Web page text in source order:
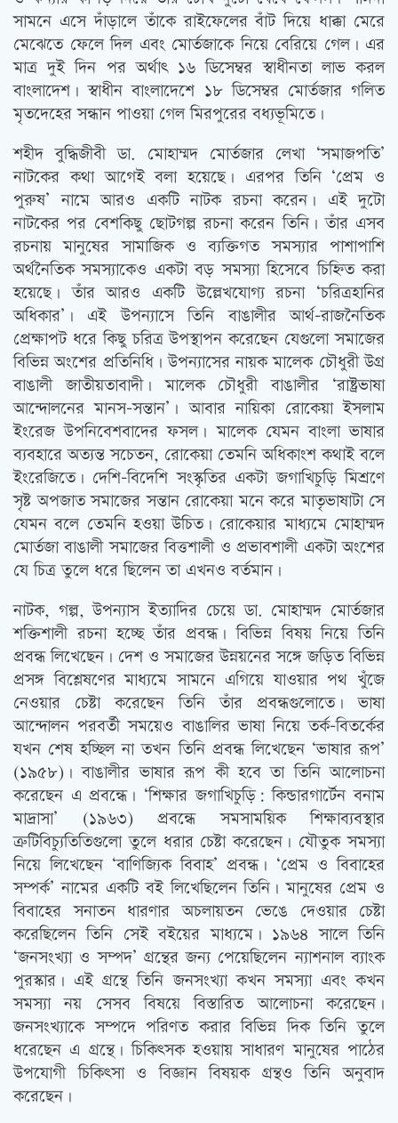
সামনে এসে দাঁড়ালে তাঁকে রাইফেলের বাঁট দিয়ে ধাক্কা মেরে
মেঝেতে ফেলে দিল এবং মোর্তজাকে নিয়ে বেরিয়ে গেল। এর
মাত্র দুই দিন পর অর্থাত্‍ ১৬ ডিসেম্বর স্বাধীনতা লাভ করল
বাংলাদেশ। স্বাধীন বাংলাদেশে ১৮ ডিসেম্বর মোর্তজার গলিত
মৃতদেহের সন্ধান পাওয়া গেল মিরপুরের বধ্যভূমিতে।
শহীদ বুদ্ধিজীবী ডা. মোহাম্মদ মোর্তজার লেখা ‘সমাজপতি’
নাটকের কথা আগেই বলা হয়েছে। এরপর তিনি ‘প্রেম ও
পুরুষ’ নামে আরও একটি নাটক রচনা করেন। এই দুটো
নাটকের পর বেশকিছু ছোটগল্প রচনা করেন তিনি। তাঁর এসব
রচনায় মানুষের সামাজিক ও ব্যক্তিগত সমস্যার পাশাপাশি
অর্থনৈতিক সমস্যাকেও একটা বড় সমস্যা হিসেবে চিহ্নিত করা
হয়েছে। তাঁর আরও একটি উল্লেখযোগ্য রচনা ‘চরিত্রহানির
অধিকার’। এই উপন্যাসে তিনি বাঙালীর আর্থ-রাজনৈতিক
প্রেক্ষাপট ধরে কিছু চরিত্র উপস্থাপন করেছেন যেগুলো সমাজের
বিভিন্ন অংশের প্রতিনিধি। উপন্যাসের নায়ক মালেক চৌধুরী উগ্র
বাঙালী জাতীয়তাবাদী। মালেক চৌধুরী বাঙালীর ‘রাষ্ট্রভাষা
আন্দোলনের মানস-সন্তান’। আবার নায়িকা রোকেয়া ইসলাম
ইংরেজ উপনিবেশবাদের ফসল। মালেক যেমন বাংলা ভাষার
ব্যবহারে অত্যন্ত সচেতন, রোকেয়া তেমনি অধিকাংশ কথাই বলে
ইংরেজিতে। দেশি-বিদেশি সংস্কৃতির একটা জগাখিচুড়ি মিশ্রণে
সৃষ্ট অপজাত সমাজের সন্তান রোকেয়া মনে করে মাতৃভাষাটা সে
যেমন বলে তেমনি হওয়া উচিত। রোকেয়ার মাধ্যমে মোহাম্মদ
মোর্তজা বাঙালী সমাজের বিত্তশালী ও প্রভাবশালী একটা অংশের
যে চিত্র তুলে ধরে ছিলেন তা এখনও বর্তমান।
নাটক, গল্প, উপন্যাস ইত্যাদির চেয়ে ডা. মোহাম্মদ মোর্তজার
শক্তিশালী রচনা হচ্ছে তাঁর প্রবন্ধ। বিভিন্ন বিষয় নিয়ে তিনি
প্রবন্ধ লিখেছেন। দেশ ও সমাজের উন্নয়নের সঙ্গে জড়িত বিভিন্ন
প্রসঙ্গ বিশ্লেষণের মাধ্যমে সামনে এগিয়ে যাওয়ার পথ খুঁজে
নেওয়ার চেষ্টা করেছেন তিনি তাঁর প্রবন্ধগুলোতে। ভাষা
আন্দোলন পরবর্তী সময়েও বাঙালির ভাষা নিয়ে তর্ক-বিতর্কের
যখন শেষ হচ্ছিল না তখন তিনি প্রবন্ধ লিখেছেন ‘ভাষার রূপ’
(১৯৫৮)। বাঙালীর ভাষার রূপ কী হবে তা তিনি আলোচনা
করেছেন এ প্রবন্ধে। ‘শিক্ষার জগাখিচুড়ি: কিন্ডারগার্টেন বনাম
মাদ্রাসা’ (১৯৬৩) প্রবন্ধে সমসাময়িক শিক্ষাব্যবস্থার
ত্রুটিবিচ্যুতিতিগুলো তুলে ধরার চেষ্টা করেছেন। যৌতুক সমস্যা
নিয়ে লিখেছেন ‘বাণিজ্যিক বিবাহ’ প্রবন্ধ। ‘প্রেম ও বিবাহের
সম্পর্ক’ নামের একটি বই লিখেছিলেন তিনি। মানুষের প্রেম ও
বিবাহের সনাতন ধারণার অচলায়তন ভেঙে দেওয়ার চেষ্টা
করেছিলেন তিনি সেই বইয়ের মাধ্যমে। ১৯৬৪ সালে তিনি
‘জনসংখ্যা ও সম্পদ’ গ্রন্থের জন্য পেয়েছিলেন ন্যাশনাল ব্যাংক
পুরস্কার। এই গ্রন্থে তিনি জনসংখ্যা কখন সমস্যা এবং কখন
সমস্যা নয় সেসব বিষয়ে বিস্তারিত আলোচনা করেছেন।
জনসংখ্যাকে সম্পদে পরিণত করার বিভিন্ন দিক তিনি তুলে
ধরেছেন এ গ্রন্থে। চিকিত্‍সক হওয়ায় সাধারণ মানুষের পাঠের
উপযোগী চিকিত্‍সা ও বিজ্ঞান বিষয়ক গ্রন্থও তিনি অনুবাদ
করেছেন।